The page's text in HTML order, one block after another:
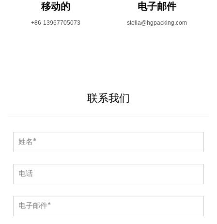
移动的
+86-13967705073
电子邮件
stella@hgpacking.com
联系我们